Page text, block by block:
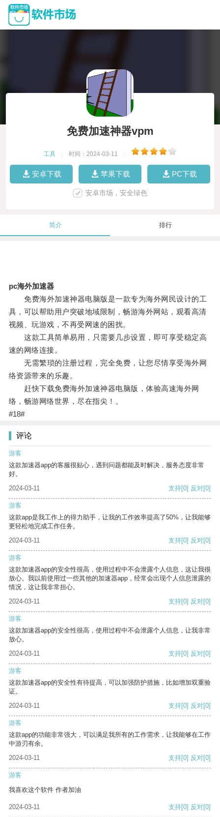
免费加速神器vpm
工具 时间：2024-03-11
安卓下载 苹果下载 PC下载
安卓市场，安全绿色
简介 排行
pc海外加速器
免费海外加速神器电脑版是一款专为海外网民设计的工
具，可以帮助用户突破地域限制，畅游海外网站，观看高清
视频、玩游戏，不再受网速的困扰。
这款工具简单易用，只需要几步设置，即可享受稳定高
速的网络连接。
无需繁琐的注册过程，完全免费，让您尽情享受海外网
络资源带来的乐趣。
赶快下载免费海外加速神器电脑版，体验高速海外网
络，畅游网络世界，尽在指尖！。
#18#
评论
游客
这款加速器app的客服很贴心，遇到问题都能及时解决，服务态度非常
好。
2024-03-11
支持[0] 反对[0]
游客
这款app是我工作上的得力助手，让我的工作效率提高了50%，让我能够
更轻松地完成工作任务。
2024-03-11
支持[0] 反对[0]
游客
这款加速器app的安全性很高，使用过程中不会泄露个人信息，这让我很
放心。我以前使用过一些其他的加速器app，经常会出现个人信息泄露的
情况，这让我非常担心。
2024-03-11
支持[0] 反对[0]
游客
这款加速器app的安全性很高，使用过程中不会泄露个人信息，让我非常
放心。
2024-03-11
支持[0] 反对[0]
游客
这款加速器app的安全性有待提高，可以加强防护措施，比如增加双重验
证。
2024-03-11
支持[0] 反对[0]
游客
这款app的功能非常强大，可以满足我所有的工作需求，让我能够在工作
中游刃有余。
2024-03-11
支持[0] 反对[0]
游客
我喜欢这个软件 作者加油
2024-03-11 支持[0] 反对[0]